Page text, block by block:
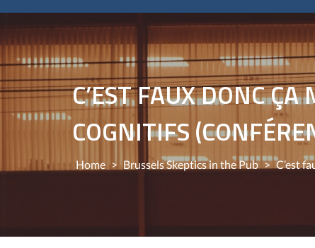
C’EST FAUX DONC
COGNITIFS
Home > Brussels Skeptics in the Pub > C’est